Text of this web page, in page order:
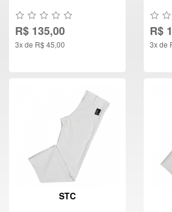
R$ 135,00
3x de R$ 45,00
R$
3x de
STC